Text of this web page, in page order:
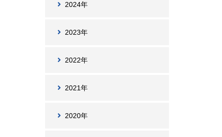
2024年
2023年
2022年
2021年
2020年